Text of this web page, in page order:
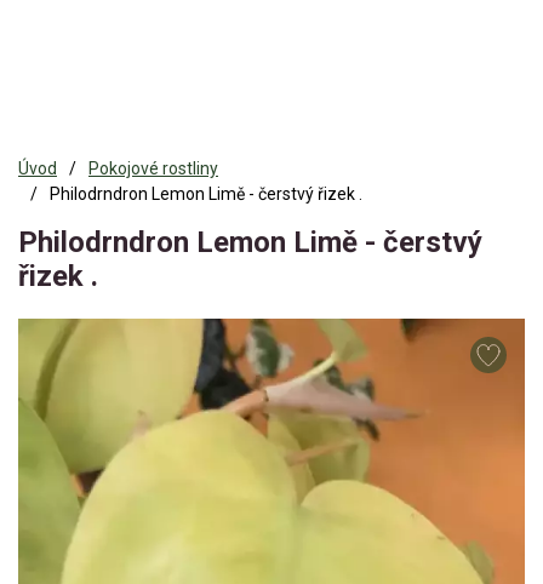
Úvod
Pokojové rostliny
Philodrndron Lemon Limě - čerstvý řizek .
Philodrndron Lemon Limě - čerstvý
řizek .